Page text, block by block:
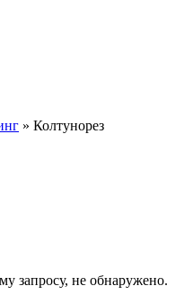
» Колтунорез
запросу, не обнаружено.